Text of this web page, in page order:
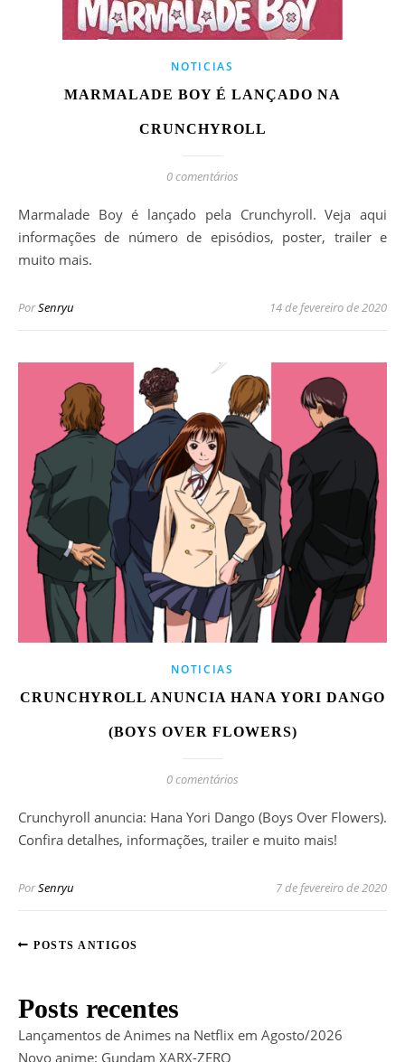
NOTICIAS
MARMALADE BOY É LANÇADO NA
CRUNCHYROLL
0 comentários
Marmalade Boy é lançado pela Crunchyroll. Veja aqui
informações de número de episódios, poster, trailer e
muito mais.
PorSenryu 14 de fevereiro de 2020
NOTICIAS
CRUNCHYROLL ANUNCIA HANA YORI DANGO
(BOYS OVER FLOWERS)
0 comentários
Crunchyroll anuncia: Hana Yori Dango (Boys Over Flowers).
Confira detalhes, informações, trailer e muito mais!
PorSenryu 7 de fevereiro de 2020
POSTS ANTIGOS
Posts recentes
Lançamentos de Animes na Netflix em Agosto/2026
Novo anime: Gundam XARX-ZERO